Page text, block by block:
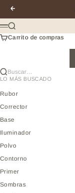
Anterior
Menú
Buscar
Carrito de compras
Buscar…
LO MÁS BUSCADO
Rubor
Corrector
Base
Iluminador
Polvo
Contorno
Primer
Sombras